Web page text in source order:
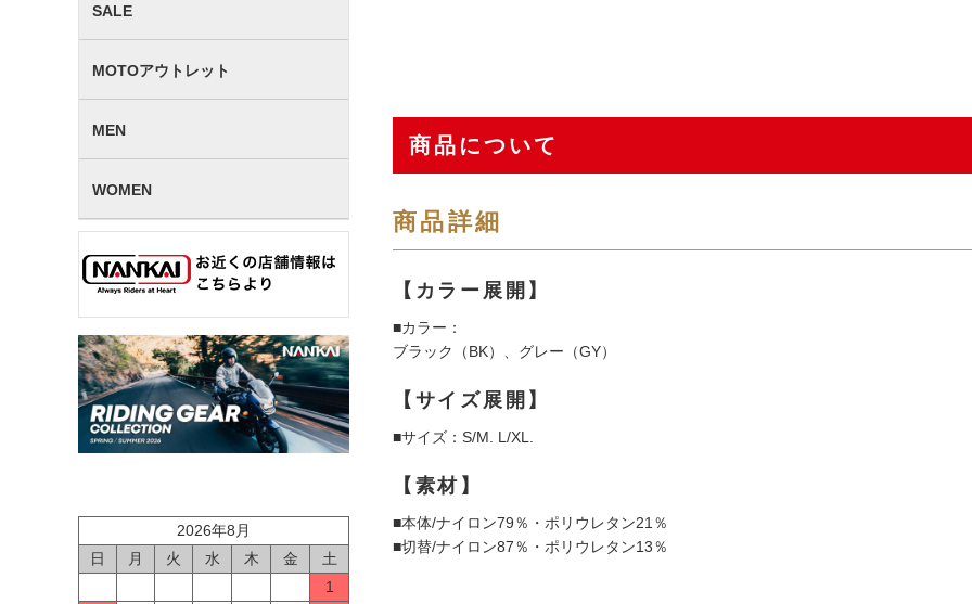
SALE
MOTOアウトレット
MEN
WOMEN
2026年8月
日
月 火 水 木 金
土
1
商品について
商品詳細
【カラー展開】
■カラー：
ブラック（BK）、グレー（GY）
【サイズ展開】
■サイズ：S/M. L/XL.
【素材】
■本体/ナイロン79％・ポリウレタン21％
■切替/ナイロン87％・ポリウレタン13％